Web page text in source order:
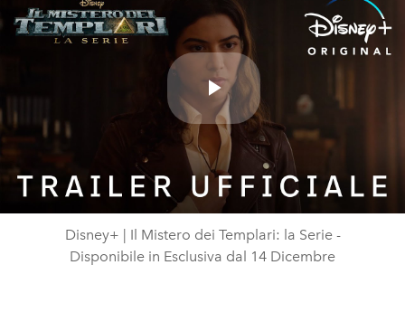
Play
Video
Disney+ | Il Mistero dei Templari: la Serie -
Disponibile in Esclusiva dal 14 Dicembre